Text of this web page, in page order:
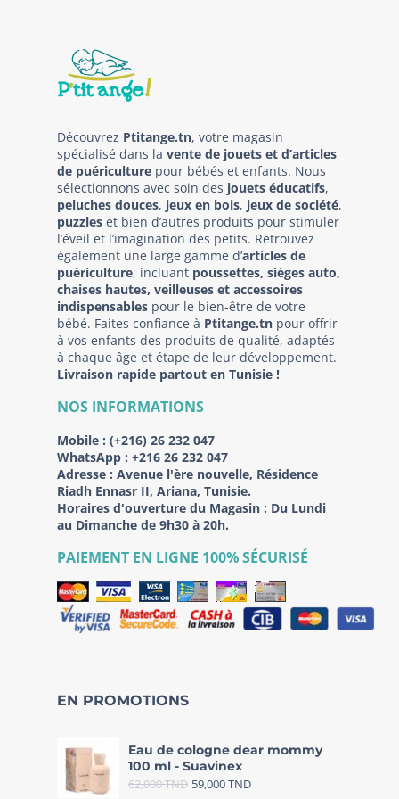
Découvrez Ptitange.tn, votre magasin
spécialisé dans la vente de jouets et d’articles
de puériculture pour bébés et enfants. Nous
sélectionnons avec soin des jouets éducatifs,
peluches douces, jeux en bois, jeux de société,
puzzles et bien d’autres produits pour stimuler
l’éveil et l’imagination des petits. Retrouvez
également une large gamme d’articles de
puériculture, incluant poussettes, sièges auto,
chaises hautes, veilleuses et accessoires
indispensables pour le bien-être de votre
bébé. Faites confiance à Ptitange.tn pour offrir
à vos enfants des produits de qualité, adaptés
à chaque âge et étape de leur développement.
Livraison rapide partout en Tunisie !
NOS INFORMATIONS
Mobile : (+216) 26 232 047
WhatsApp : +216 26 232 047
Adresse : Avenue l'ère nouvelle, Résidence
Riadh Ennasr II, Ariana, Tunisie.
Horaires d'ouverture du Magasin : Du Lundi
au Dimanche de 9h30 à 20h.
PAIEMENT EN LIGNE 100% SÉCURISÉ
EN PROMOTIONS
Eau de cologne dear mommy
100 ml - Suavinex
62,000TND 59,000TND